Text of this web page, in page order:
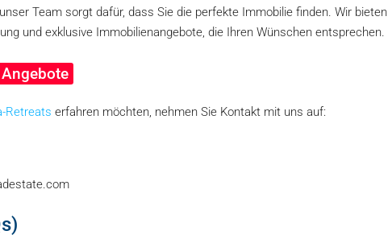
Team sorgt dafür, dass Sie die perfekte Immobilie finden. Wir bieten
und exklusive Immobilienangebote, die Ihren Wünschen entsprechen.
Retreats erfahren möchten, nehmen Sie Kontakt mit uns auf: